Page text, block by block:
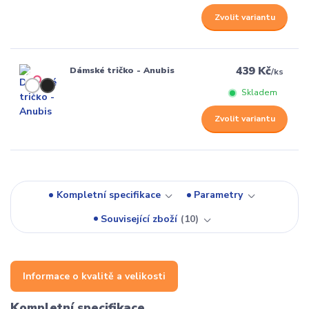
Zvolit variantu
Dámské tričko - Anubis 439 Kč/ks
Skladem
Zvolit variantu
Kompletní specifikace
Parametry
Související zboží
10
Informace o kvalitě a velikosti